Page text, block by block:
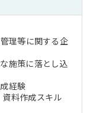
理等に関する企
施策に落とし込
経験
料作成スキル